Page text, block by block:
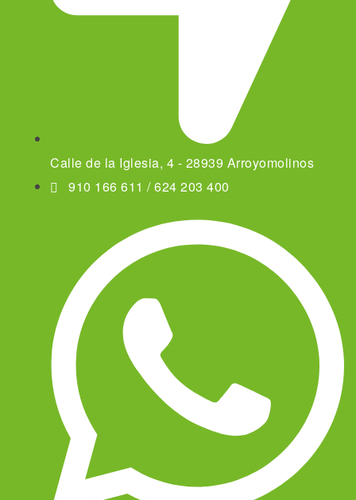
Calle de la Iglesia, 4 - 28939 Arroyomolinos
910 166 611 / 624 203 400